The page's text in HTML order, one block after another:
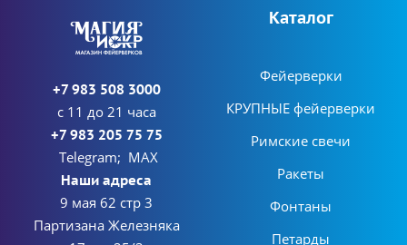
+7 983 508 3000
с 11 до 21 часа
+7 983 205 75 75
Telegram; MAX
Наши адреса
9 мая 62 стр 3
Партизана Железняка
Каталог
Фейерверки
КРУПНЫЕ фейерверки
Римские свечи
Ракеты
Фонтаны
Петарды